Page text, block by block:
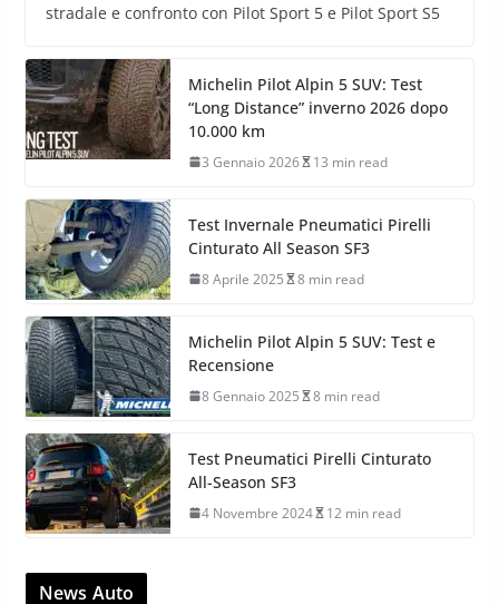
stradale e confronto con Pilot Sport 5 e Pilot Sport S5
Michelin Pilot Alpin 5 SUV: Test
“Long Distance” inverno 2026 dopo
10.000 km
3 Gennaio 2026 13 min read
Test Invernale Pneumatici Pirelli
Cinturato All Season SF3
8 Aprile 2025 8 min read
Michelin Pilot Alpin 5 SUV: Test e
Recensione
8 Gennaio 2025 8 min read
Test Pneumatici Pirelli Cinturato
All-Season SF3
4 Novembre 2024 12 min read
News Auto